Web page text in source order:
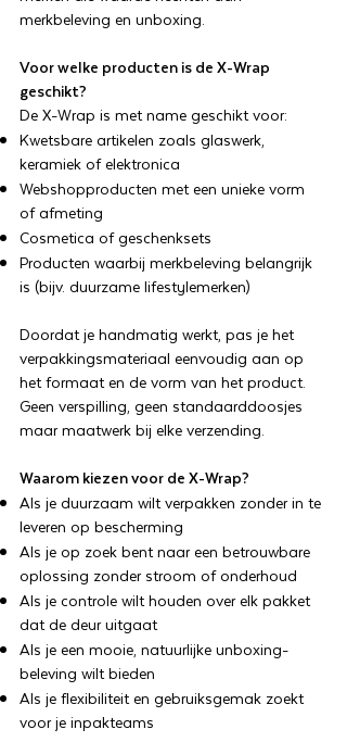
merkbeleving en unboxing.
Voor welke producten is de X-Wrap
geschikt?
De X-Wrap is met name geschikt voor:
Kwetsbare artikelen zoals glaswerk,
keramiek of elektronica
Webshopproducten met een unieke vorm
of afmeting
Cosmetica of geschenksets
Producten waarbij merkbeleving belangrijk
is (bijv. duurzame lifestylemerken)
Doordat je handmatig werkt, pas je het
verpakkingsmateriaal eenvoudig aan op
het formaat en de vorm van het product.
Geen verspilling, geen standaarddoosjes
maar maatwerk bij elke verzending.
Waarom kiezen voor de X-Wrap?
Als je duurzaam wilt verpakken zonder in te
leveren op bescherming
Als je op zoek bent naar een betrouwbare
oplossing zonder stroom of onderhoud
Als je controle wilt houden over elk pakket
dat de deur uitgaat
Als je een mooie, natuurlijke unboxing-
beleving wilt bieden
Als je flexibiliteit en gebruiksgemak zoekt
voor je inpakteams